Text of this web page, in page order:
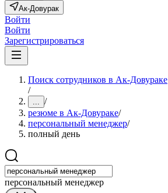
Ак-Довурак
Войти
Войти
Зарегистрироваться
Поиск сотрудников в Ак-Довураке
/
... /
резюме в Ак-Довураке/
персональный менеджер/
полный день
персональный менеджер